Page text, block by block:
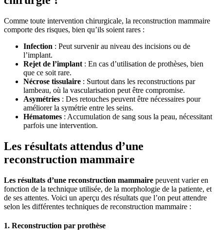
Comme toute intervention chirurgicale, la reconstruction mammaire
comporte des risques, bien qu’ils soient rares :
Infection : Peut survenir au niveau des incisions ou de
l’implant.
Rejet de l’implant : En cas d’utilisation de prothèses, bien
que ce soit rare.
Nécrose tissulaire : Surtout dans les reconstructions par
lambeau, où la vascularisation peut être compromise.
Asymétries : Des retouches peuvent être nécessaires pour
améliorer la symétrie entre les seins.
Hématomes : Accumulation de sang sous la peau, nécessitant
parfois une intervention.
Les résultats attendus d’une
reconstruction mammaire
Les résultats d’une reconstruction mammaire peuvent varier en
fonction de la technique utilisée, de la morphologie de la patiente, et
de ses attentes. Voici un aperçu des résultats que l’on peut attendre
selon les différentes techniques de reconstruction mammaire :
1. Reconstruction par prothèse